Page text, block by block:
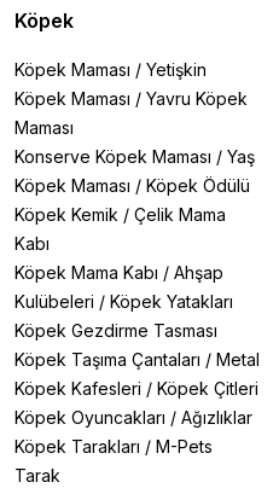
Köpek
Köpek Maması / Yetişkin
Köpek Maması / Yavru Köpek
Maması
Konserve Köpek Maması / Yaş
Köpek Maması / Köpek Ödülü
Köpek Kemik / Çelik Mama
Kabı
Köpek Mama Kabı / Ahşap
Kulübeleri / Köpek Yatakları
Köpek Gezdirme Tasması
Köpek Taşıma Çantaları / Metal
Köpek Kafesleri / Köpek Çitleri
Köpek Oyuncakları / Ağızlıklar
Köpek Tarakları / M-Pets
Tarak